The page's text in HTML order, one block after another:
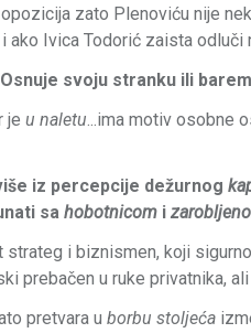
zato Plenoviću nije
Ivica Todorić zaista odluči
svoju stranku ili
je u naletu...ima motiv osobne
iz percepcije dežurnog
sa hobotnicom i
strateg i biznismen, koji
prebačen u ruke privatnika,
pretvara u borbu stoljeća